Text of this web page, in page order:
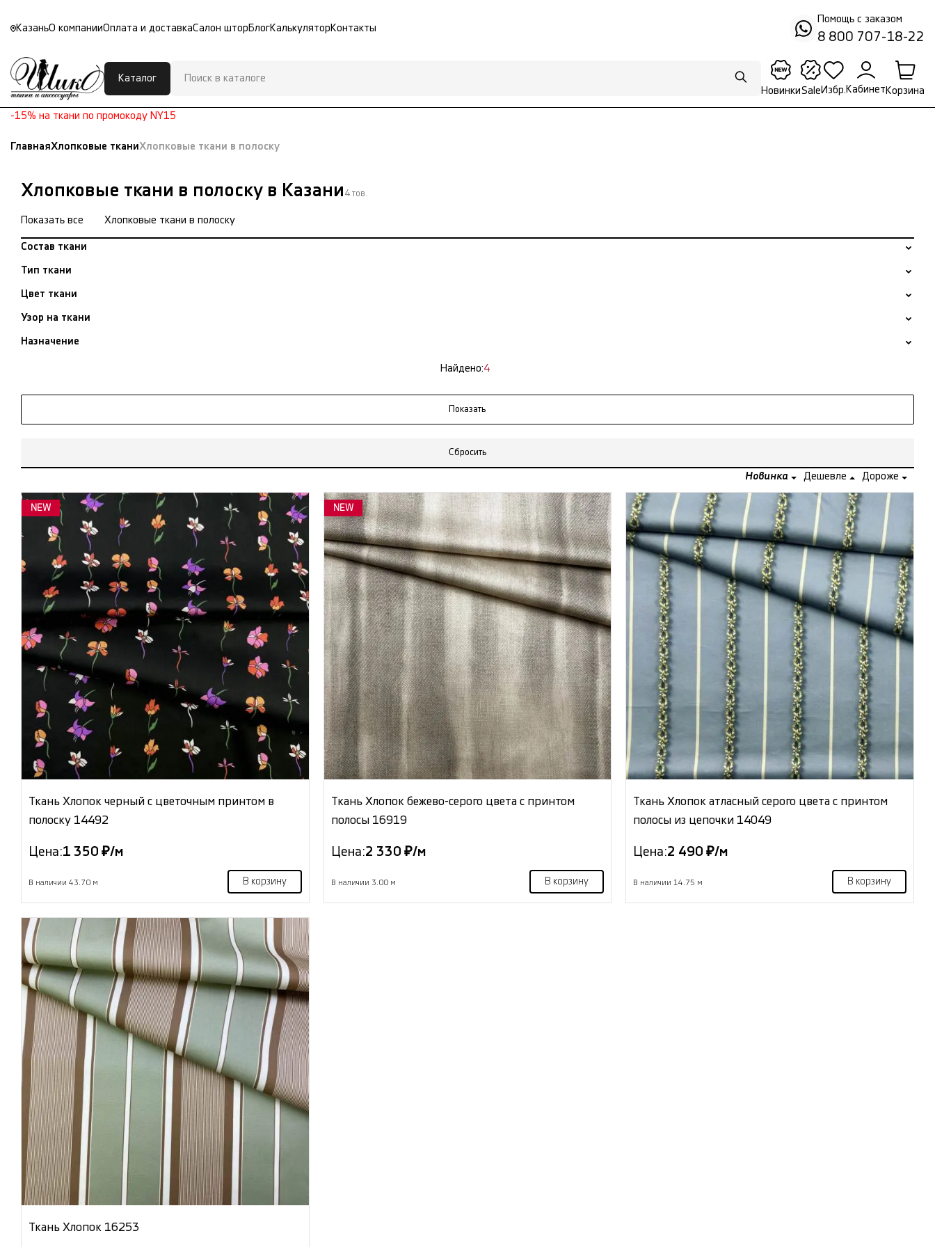
КазаньО компанииОплата и доставкаСалон штор БлогКалькулятор Контакты
Помощь с заказом
8 800 707-18-22
Каталог
НовинкиSale Избр. Кабинет Корзина
-15% на ткани по промокоду NY15
ГлавнаяХлопковые тканиХлопковые ткани в полоску
Хлопковые ткани в полоску в Казани 4 тов.
Показать все Хлопковые ткани в полоску
Состав ткани
Тип ткани
Цвет ткани
Узор на ткани
Назначение
Найдено:4
Сбросить
Новинка Дешевле Дороже
NEW
Ткань Хлопок черный с цветочным принтом в
полоску 14492
Цена:1 350 ₽/м
В наличии 43.70 м В корзину
NEW
Ткань Хлопок бежево-серого цвета с принтом
полосы 16919
Цена:2 330 ₽/м
В наличии 3.00 м В корзину
Ткань Хлопок атласный серого цвета с принтом
полосы из цепочки 14049
Цена:2 490 ₽/м
В наличии 14.75 м В корзину
Ткань Хлопок 16253